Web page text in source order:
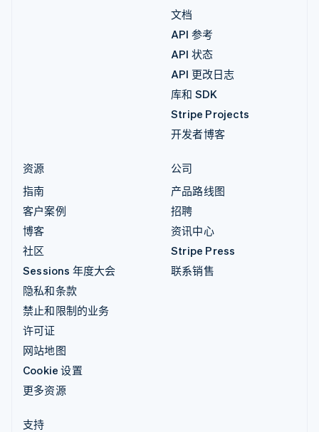
文档
API 参考
API 状态
API 更改日志
库和 SDK
Stripe Projects
开发者博客
资源
指南
客户案例
博客
社区
Sessions 年度大会
隐私和条款
禁止和限制的业务
许可证
网站地图
Cookie 设置
更多资源
公司
产品路线图
招聘
资讯中心
Stripe Press
联系销售
支持